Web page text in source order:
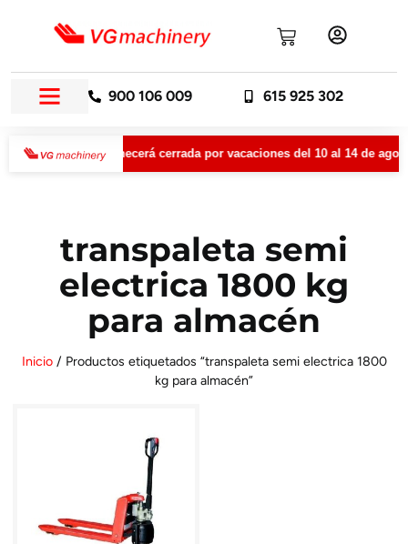
900 106 009 615 925 302
permanecerá cerrada por vacaciones del 10 al 14 de
transpaleta semi
electrica 1800 kg
para almacén
Inicio/ Productos etiquetados “transpaleta semi electrica 1800
kg para almacén”